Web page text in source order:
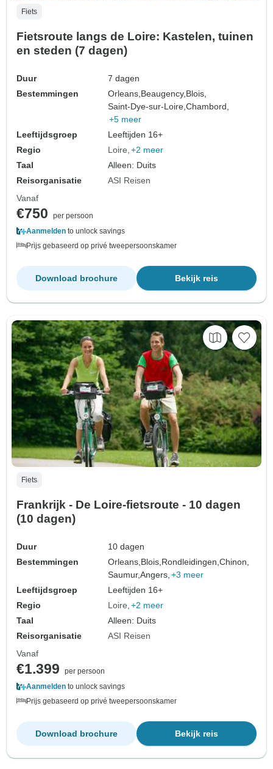
Fiets
Fietsroute langs de Loire: Kastelen, tuinen
en steden (7 dagen)
Duur
7 dagen
Bestemmingen
Orleans,Beaugency,Blois,
Saint-Dye-sur-Loire,Chambord,
+5 meer
Leeftijdsgroep
Leeftijden 16+
Regio
Loire +2 meer
Taal
Alleen: Duits
Reisorganisatie
ASI Reisen
Vanaf
€750
per persoon
Aanmelden to unlock savings
Prijs gebaseerd op privé tweepersoonskamer
Bekijk reis
Download brochure
Fiets
Frankrijk - De Loire-fietsroute - 10 dagen
(10 dagen)
Duur
10 dagen
Bestemmingen
Orleans, Blois, Rondleidingen,Chinon,
Saumur,Angers, +3 meer
Leeftijdsgroep
Leeftijden 16+
Regio
Loire +2 meer
Taal
Alleen: Duits
Reisorganisatie
ASI Reisen
Vanaf
€1.399
per persoon
Aanmelden to unlock savings
Prijs gebaseerd op privé tweepersoonskamer
Bekijk reis
Download brochure